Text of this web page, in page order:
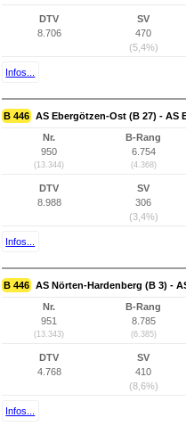
DTV
8.706
SV
470
(5,4%)
Infos...
B 446 AS Ebergötzen-Ost (B 27) - AS
Nr.
950
(13.344)
B-Rang
6.754
(4.368)
DTV
8.988
SV
306
(3,4%)
Infos...
B 446 AS Nörten-Hardenberg (B 3) -
Nr.
951
(13.343)
B-Rang
8.785
(6.385)
DTV
4.768
SV
410
(8,6%)
Infos...